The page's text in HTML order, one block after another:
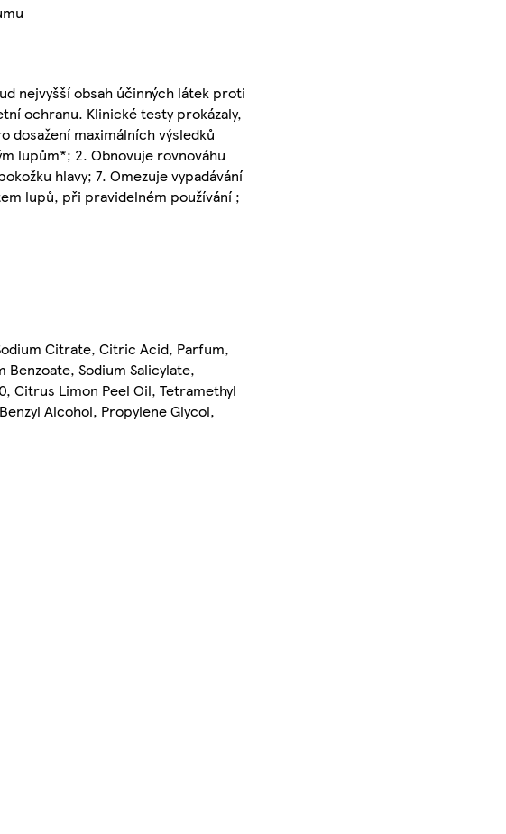
nejvyšší obsah účinných látek proti
ochranu. Klinické testy prokázaly,
dosažení maximálních výsledků
lupům*; 2. Obnovuje rovnováhu
hlavy; 7. Omezuje vypadávání
lupů, při pravidelném používání ;
Citrate, Citric Acid, Parfum,
Sodium Salicylate,
Citrus Limon Peel Oil, Tetramethyl
Alcohol, Propylene Glycol,